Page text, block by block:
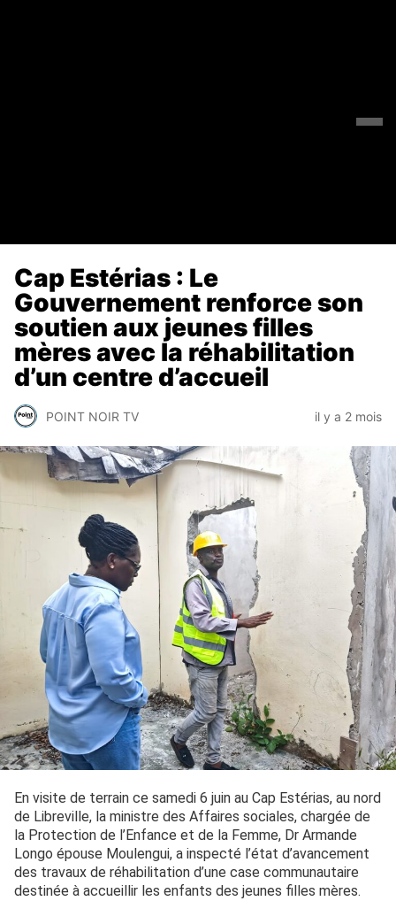
Cap Estérias : Le
Gouvernement renforce son
soutien aux jeunes filles
mères avec la réhabilitation
d’un centre d’accueil
POINT NOIR TV il y a 2 mois
En visite de terrain ce samedi 6 juin au Cap Estérias, au nord
de Libreville, la ministre des Affaires sociales, chargée de
la Protection de l’Enfance et de la Femme, Dr Armande
Longo épouse Moulengui, a inspecté l’état d’avancement
des travaux de réhabilitation d’une case communautaire
destinée à accueillir les enfants des jeunes filles mères.